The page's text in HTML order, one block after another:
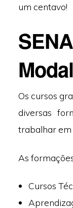
um centavo!
Os cursos
diversas
trabalhar em
As
Cursos